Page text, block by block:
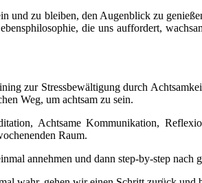
zu bleiben, den Augenblick zu
die uns auffordert,
zur Stressbewältigung durch
Weg, um achtsam zu sein.
Achtsame Kommunikation,
Raum.
annehmen und dann step-by-step nach